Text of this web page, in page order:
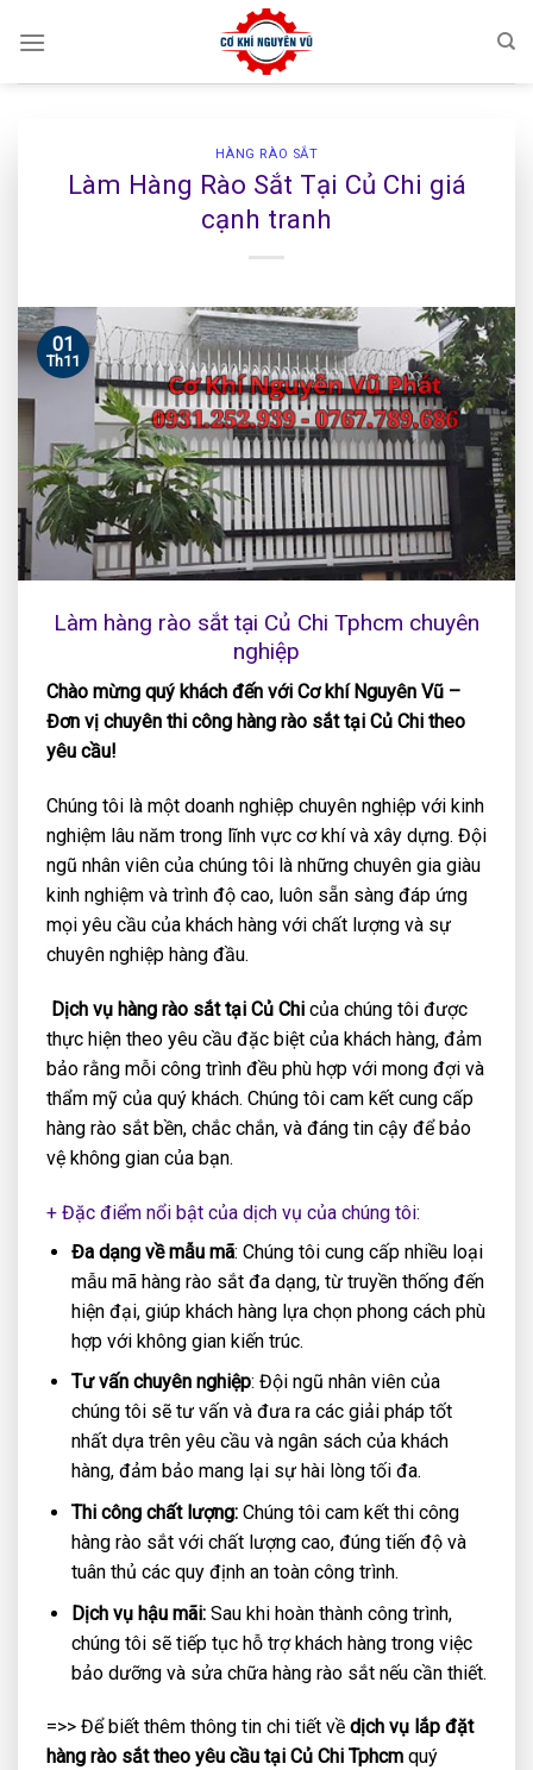
HÀNG RÀO SẮT
Làm Hàng Rào Sắt Tại Củ Chi giá
cạnh tranh
01
Th11
Làm hàng rào sắt tại Củ Chi Tphcm chuyên
nghiệp
Chào mừng quý khách đến với Cơ khí Nguyên Vũ –
Đơn vị chuyên thi công hàng rào sắt tại Củ Chi theo
yêu cầu!
Chúng tôi là một doanh nghiệp chuyên nghiệp với kinh
nghiệm lâu năm trong lĩnh vực cơ khí và xây dựng. Đội
ngũ nhân viên của chúng tôi là những chuyên gia giàu
kinh nghiệm và trình độ cao, luôn sẵn sàng đáp ứng
mọi yêu cầu của khách hàng với chất lượng và sự
chuyên nghiệp hàng đầu.
Dịch vụ hàng rào sắt tại Củ Chi của chúng tôi được
thực hiện theo yêu cầu đặc biệt của khách hàng, đảm
bảo rằng mỗi công trình đều phù hợp với mong đợi và
thẩm mỹ của quý khách. Chúng tôi cam kết cung cấp
hàng rào sắt bền, chắc chắn, và đáng tin cậy để bảo
vệ không gian của bạn.
+ Đặc điểm nổi bật của dịch vụ của chúng tôi:
Đa dạng về mẫu mã: Chúng tôi cung cấp nhiều loại
mẫu mã hàng rào sắt đa dạng, từ truyền thống đến
hiện đại, giúp khách hàng lựa chọn phong cách phù
hợp với không gian kiến trúc.
Tư vấn chuyên nghiệp: Đội ngũ nhân viên của
chúng tôi sẽ tư vấn và đưa ra các giải pháp tốt
nhất dựa trên yêu cầu và ngân sách của khách
hàng, đảm bảo mang lại sự hài lòng tối đa.
Thi công chất lượng:Chúng tôi cam kết thi công
hàng rào sắt với chất lượng cao, đúng tiến độ và
tuân thủ các quy định an toàn công trình.
Dịch vụ hậu mãi:Sau khi hoàn thành công trình,
chúng tôi sẽ tiếp tục hỗ trợ khách hàng trong việc
bảo dưỡng và sửa chữa hàng rào sắt nếu cần thiết.
=>> Để biết thêm thông tin chi tiết về dịch vụ lắp đặt
hàng rào sắt theo yêu cầu tại Củ Chi Tphcm quý